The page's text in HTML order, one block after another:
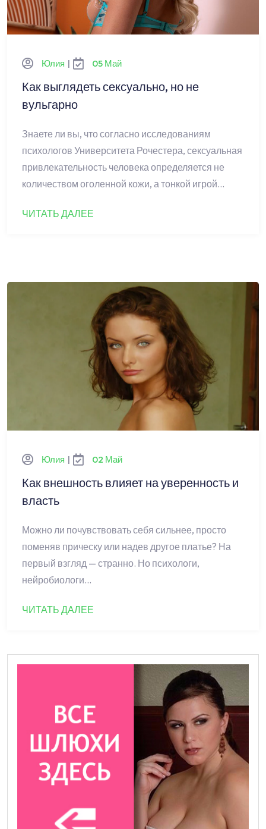
Юлия | 05 Май
Как выглядеть сексуально, но не
вульгарно
Знаете ли вы, что согласно исследованиям
психологов Университета Рочестера, сексуальная
привлекательность человека определяется не
количеством оголенной кожи, а тонкой игрой…
ЧИТАТЬ ДАЛЕЕ
Юлия | 02 Май
Как внешность влияет на уверенность и
власть
Можно ли почувствовать себя сильнее, просто
поменяв прическу или надев другое платье? На
первый взгляд — странно. Но психологи,
нейробиологи…
ЧИТАТЬ ДАЛЕЕ